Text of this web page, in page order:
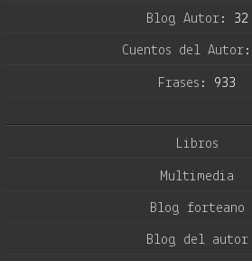
Blog Autor: 32
Cuentos del Autor:
Frases: 933
Libros
Multimedia
Blog forteano
Blog del autor